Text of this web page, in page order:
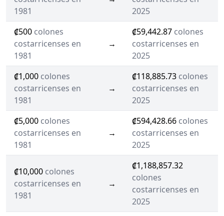
1981
2025
₡500 colones
costarricenses en
1981
→
₡59,442.87 colones
costarricenses en
2025
₡1,000 colones
costarricenses en
1981
→
₡118,885.73 colones
costarricenses en
2025
₡5,000 colones
costarricenses en
1981
→
₡594,428.66 colones
costarricenses en
2025
₡10,000 colones
costarricenses en
1981
→
₡1,188,857.32
colones
costarricenses en
2025